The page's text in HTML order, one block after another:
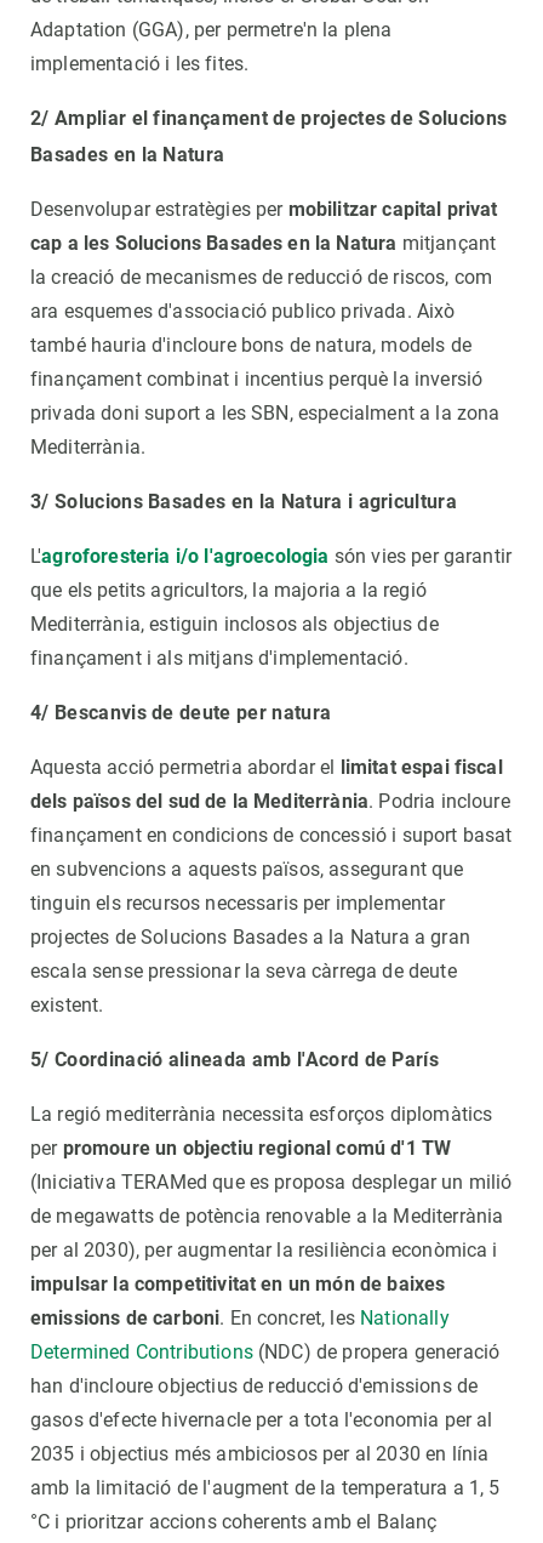
Adaptation (GGA), per permetre'n la plena
implementació i les fites.
2/ Ampliar el finançament de projectes de Solucions
Basades en la Natura
Desenvolupar estratègies per mobilitzar capital privat
cap a les Solucions Basades en la Natura mitjançant
la creació de mecanismes de reducció de riscos, com
ara esquemes d'associació publico privada. Això
també hauria d'incloure bons de natura, models de
finançament combinat i incentius perquè la inversió
privada doni suport a les SBN, especialment a la zona
Mediterrània.
3/ Solucions Basades en la Natura i agricultura
L'agroforesteria i/o l'agroecologia són vies per garantir
que els petits agricultors, la majoria a la regió
Mediterrània, estiguin inclosos als objectius de
finançament i als mitjans d'implementació.
4/ Bescanvis de deute per natura
Aquesta acció permetria abordar el
limitat espai fiscal
dels països del sud de la Mediterrània. Podria incloure
finançament en condicions de concessió i suport basat
en subvencions a aquests països, assegurant que
tinguin els recursos necessaris per implementar
projectes de Solucions Basades a la Natura a gran
escala sense pressionar la seva càrrega de deute
existent.
5/ Coordinació alineada amb l'Acord de París
La regió mediterrània necessita esforços diplomàtics
per promoure un objectiu regional comú d'1 TW
(Iniciativa TERAMed que es proposa desplegar un milió
de megawatts de potència renovable a la Mediterrània
per al 2030), per augmentar la resiliència econòmica i
impulsar la competitivitat en un món de baixes
emissions de carboni. En concret, les Nationally
Determined Contributions(NDC) de propera generació
han d'incloure objectius de reducció d'emissions de
gasos d'efecte hivernacle per a tota l'economia per al
2035 i objectius més ambiciosos per al 2030 en línia
amb la limitació de l'augment de la temperatura a 1, 5
°C i prioritzar accions coherents amb el Balanç